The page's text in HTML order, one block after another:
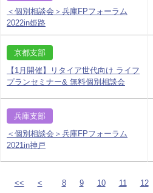
＜個別相談会＞兵庫FPフォーラム
2022in姫路
京都支部
【1月開催】リタイア世代向け ライフ
プランセミナー& 無料個別相談会
兵庫支部
＜個別相談会＞兵庫FPフォーラム
2021in神戸
<< < 8 9 10 11 12